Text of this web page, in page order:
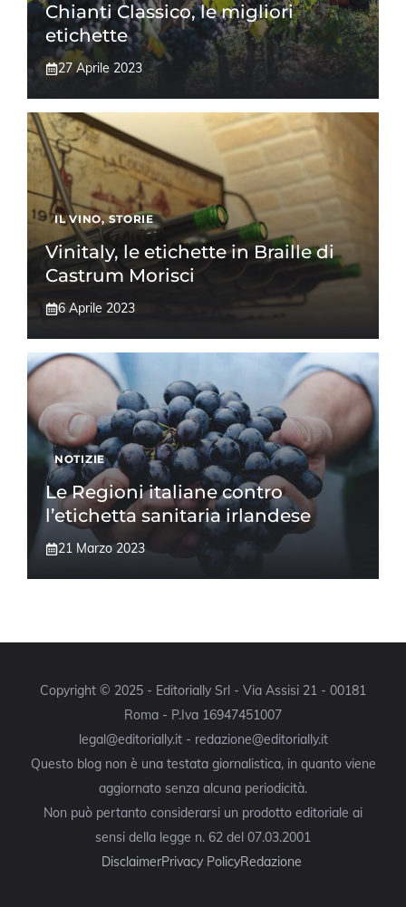
Chianti Classico, le migliori
etichette
27 Aprile 2023
IL VINO,STORIE
Vinitaly, le etichette in Braille di
Castrum Morisci
6 Aprile 2023
NOTIZIE
Le Regioni italiane contro
l’etichetta sanitaria irlandese
21 Marzo 2023
Copyright © 2025 - Editorially Srl - Via Assisi 21 - 00181
Roma - P.Iva 16947451007
legal@editorially.it - redazione@editorially.it
Questo blog non è una testata giornalistica, in quanto viene
aggiornato senza alcuna periodicità.
Non può pertanto considerarsi un prodotto editoriale ai
sensi della legge n. 62 del 07.03.2001
DisclaimerPrivacy PolicyRedazione